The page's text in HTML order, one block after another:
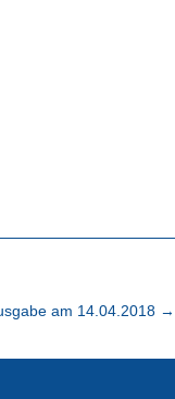
am 14.04.2018 →